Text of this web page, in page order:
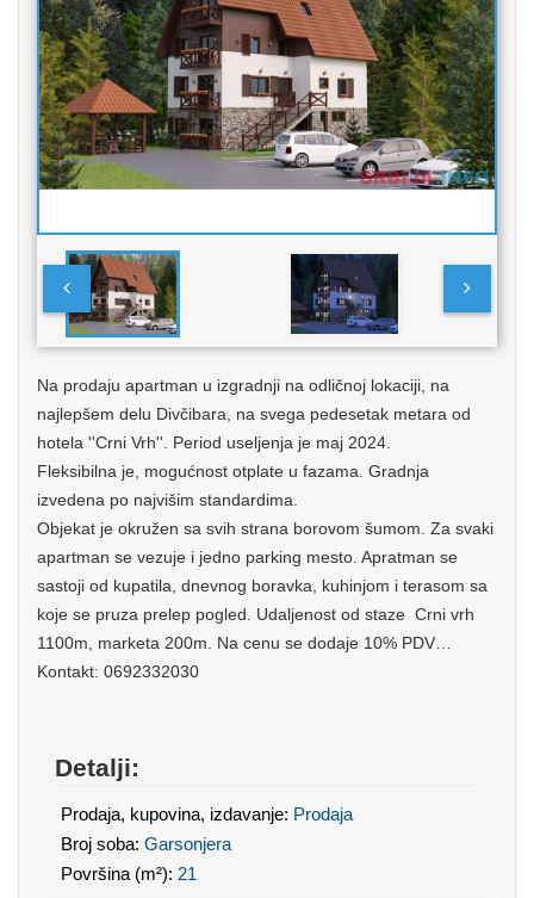
Na prodaju apartman u izgradnji na odličnoj lokaciji, na
najlepšem delu Divčibara, na svega pedesetak metara od
hotela ''Crni Vrh''. Period useljenja je maj 2024.
Fleksibilna je, mogućnost otplate u fazama. Gradnja
izvedena po najvišim standardima.
Objekat je okružen sa svih strana borovom šumom. Za svaki
apartman se vezuje i jedno parking mesto. Apratman se
sastoji od kupatila, dnevnog boravka, kuhinjom i terasom sa
koje se pruza prelep pogled. Udaljenost od staze Crni vrh
1100m, marketa 200m. Na cenu se dodaje 10% PDV…
Kontakt: 0692332030
Detalji:
Prodaja, kupovina, izdavanje: Prodaja
Broj soba: Garsonjera
Površina (m²): 21